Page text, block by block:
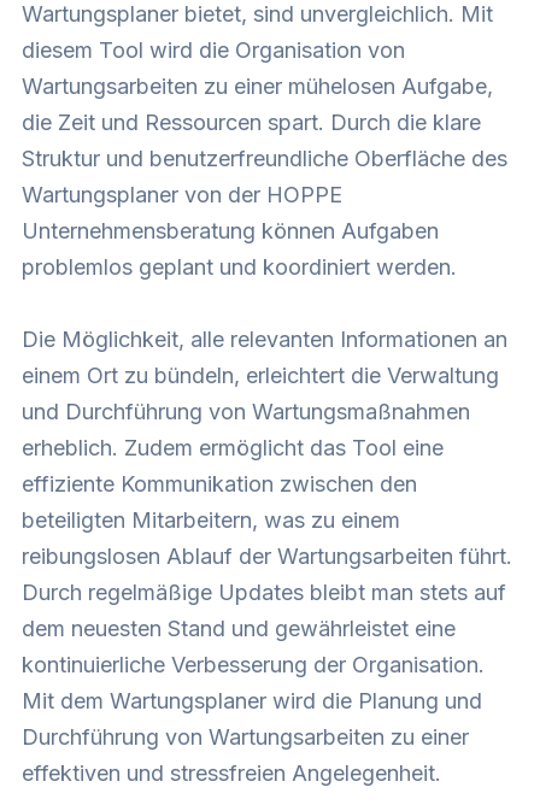
Wartungsplaner bietet, sind unvergleichlich. Mit
diesem Tool wird die Organisation von
Wartungsarbeiten zu einer mühelosen Aufgabe,
die Zeit und Ressourcen spart. Durch die klare
Struktur und benutzerfreundliche Oberfläche des
Wartungsplaner von der HOPPE
Unternehmensberatung können Aufgaben
problemlos geplant und koordiniert werden.
Die Möglichkeit, alle relevanten Informationen an
einem Ort zu bündeln, erleichtert die Verwaltung
und Durchführung von Wartungsmaßnahmen
erheblich. Zudem ermöglicht das Tool eine
effiziente Kommunikation zwischen den
beteiligten Mitarbeitern, was zu einem
reibungslosen Ablauf der Wartungsarbeiten führt.
Durch regelmäßige Updates bleibt man stets auf
dem neuesten Stand und gewährleistet eine
kontinuierliche Verbesserung der Organisation.
Mit dem Wartungsplaner wird die Planung und
Durchführung von Wartungsarbeiten zu einer
effektiven und stressfreien Angelegenheit.